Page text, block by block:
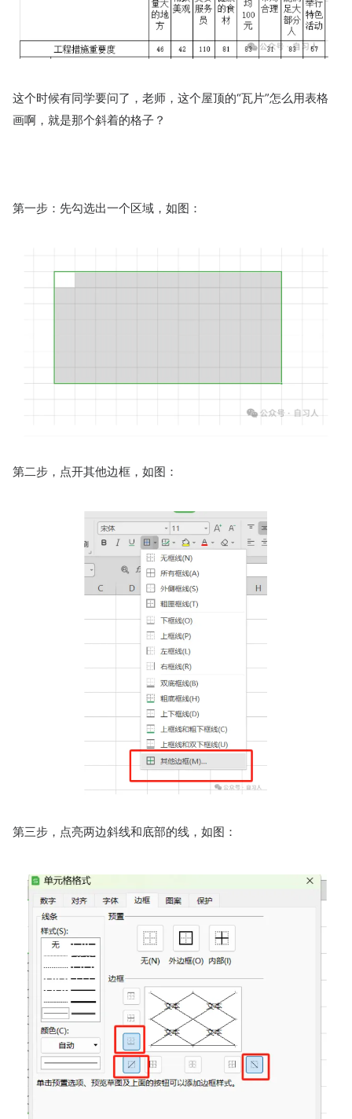
这个时候有同学要问了，老师，这个屋顶的“瓦片”怎么用表格
画啊，就是那个斜着的格子？
第一步：先勾选出一个区域，如图：
第二步，点开其他边框，如图：
第三步，点亮两边斜线和底部的线，如图：